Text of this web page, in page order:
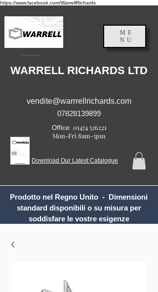
https://www.facebook.com/WarrellRichards
Inghilterra, Regno Unito
ME
NU
WARRELL RICHARDS LTD
vendite@warrrellrichards.com
07828139899
Office: 01474 526221
Mon-Fri 8am-5pm
Download Our Latest Catalogue
Prodotto nel Regno Unito - Dimensioni
standard disponibili o su misura per
soddisfare le vostre esigenze